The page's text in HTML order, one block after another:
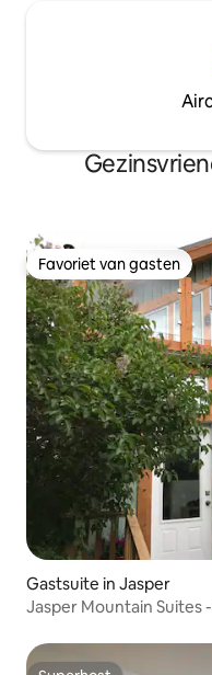
Favoriet van gasten
Favoriet van gasten
Gastsuite in Jasper
Jasper Mountain Suites